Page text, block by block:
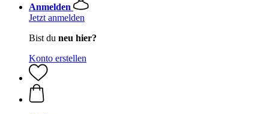
Anmelden
Jetzt anmelden
Bist du neu hier?
Konto erstellen